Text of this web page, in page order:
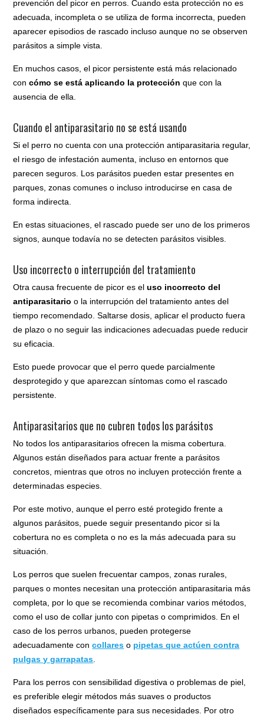
prevención del picor en perros. Cuando esta protección no es
adecuada, incompleta o se utiliza de forma incorrecta, pueden
aparecer episodios de rascado incluso aunque no se observen
parásitos a simple vista.
En muchos casos, el picor persistente está más relacionado
concómo se está aplicando la protección que con la
ausencia de ella.
Cuando el antiparasitario no se está usando
Si el perro no cuenta con una protección antiparasitaria regular,
el riesgo de infestación aumenta, incluso en entornos que
parecen seguros. Los parásitos pueden estar presentes en
parques, zonas comunes o incluso introducirse en casa de
forma indirecta.
En estas situaciones, el rascado puede ser uno de los primeros
signos, aunque todavía no se detecten parásitos visibles.
Uso incorrecto o interrupción del tratamiento
Otra causa frecuente de picor es eluso incorrecto del
antiparasitario o la interrupción del tratamiento antes del
tiempo recomendado. Saltarse dosis, aplicar el producto fuera
de plazo o no seguir las indicaciones adecuadas puede reducir
su eficacia.
Esto puede provocar que el perro quede parcialmente
desprotegido y que aparezcan síntomas como el rascado
persistente.
Antiparasitarios que no cubren todos los parásitos
No todos los antiparasitarios ofrecen la misma cobertura.
Algunos están diseñados para actuar frente a parásitos
concretos, mientras que otros no incluyen protección frente a
determinadas especies.
Por este motivo, aunque el perro esté protegido frente a
algunos parásitos, puede seguir presentando picor si la
cobertura no es completa o no es la más adecuada para su
situación.
Los perros que suelen frecuentar campos, zonas rurales,
parques o montes necesitan una protección antiparasitaria más
completa, por lo que se recomienda combinar varios métodos,
como el uso de collar junto con pipetas o comprimidos. En el
caso de los perros urbanos, pueden protegerse
adecuadamente concollares o pipetas que actúen contra
pulgas y garrapatas
Para los perros con sensibilidad digestiva o problemas de piel,
es preferible elegir métodos más suaves o productos
diseñados específicamente para sus necesidades. Por otro